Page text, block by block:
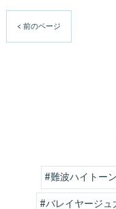
< 前のページ
#難波ハイトー
#バレイヤージュ